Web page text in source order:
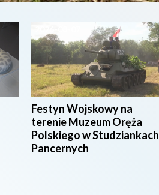
Festyn Wojskowy na
terenie Muzeum Oręża
Polskiego w Studziankach
Pancernych